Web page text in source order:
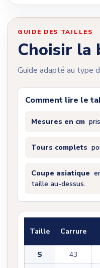
GUIDE DES TAILLES
Choisir la
Guide adapté au type
Comment lire le
Mesures en cm
Tours complets
Coupe asiatique
taille au-dessus.
Taille Carrure
S 43